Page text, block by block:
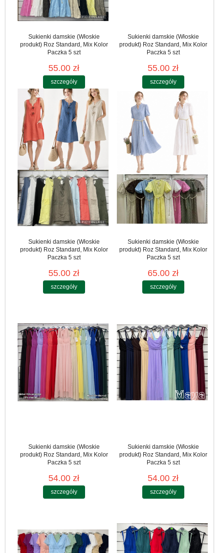
Sukienki damskie (Włoskie
produkt) Roz Standard, Mix Kolor
Paczka 5 szt
55.00 zł
szczegóły
Sukienki damskie (Włoskie
produkt) Roz Standard, Mix Kolor
Paczka 5 szt
55.00 zł
szczegóły
Sukienki damskie (Włoskie
produkt) Roz Standard, Mix Kolor
Paczka 5 szt
55.00 zł
szczegóły
Sukienki damskie (Włoskie
produkt) Roz Standard, Mix Kolor
Paczka 5 szt
65.00 zł
szczegóły
Sukienki damskie (Włoskie
produkt) Roz Standard, Mix Kolor
Paczka 5 szt
54.00 zł
szczegóły
Sukienki damskie (Włoskie
produkt) Roz Standard, Mix Kolor
Paczka 5 szt
54.00 zł
szczegóły